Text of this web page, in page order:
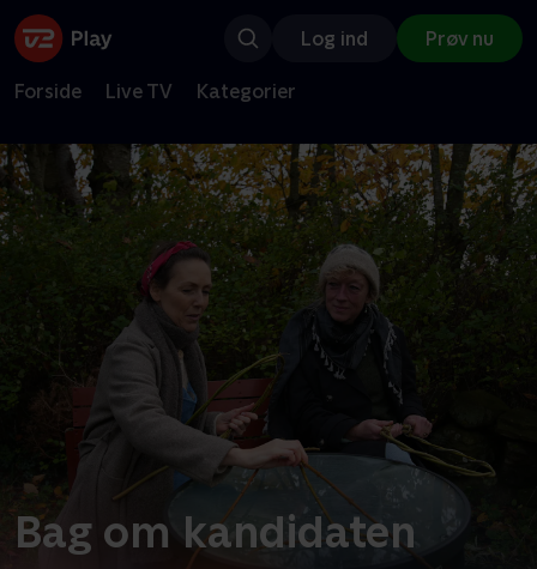
Log ind Prøv nu
Forside Live TV Kategorier
Bag om kandidaten